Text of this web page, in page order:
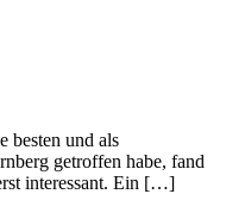
besten und als
getroffen habe, fand
interessant. Ein […]